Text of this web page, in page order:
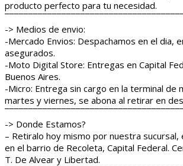
producto perfecto para tu necesidad.
-> Medios de envio:
-Mercado Envios: Despachamos en el dia,
asegurados.
-Moto Digital Store: Entregas en Capital
Buenos Aires.
-Micro: Entrega sin cargo en la terminal de
martes y viernes, se abona al retirar en
-> Donde Estamos?
– Retiralo hoy mismo por nuestra sucursal,
en el barrio de Recoleta, Capital Federal.
T. De Alvear y Libertad.